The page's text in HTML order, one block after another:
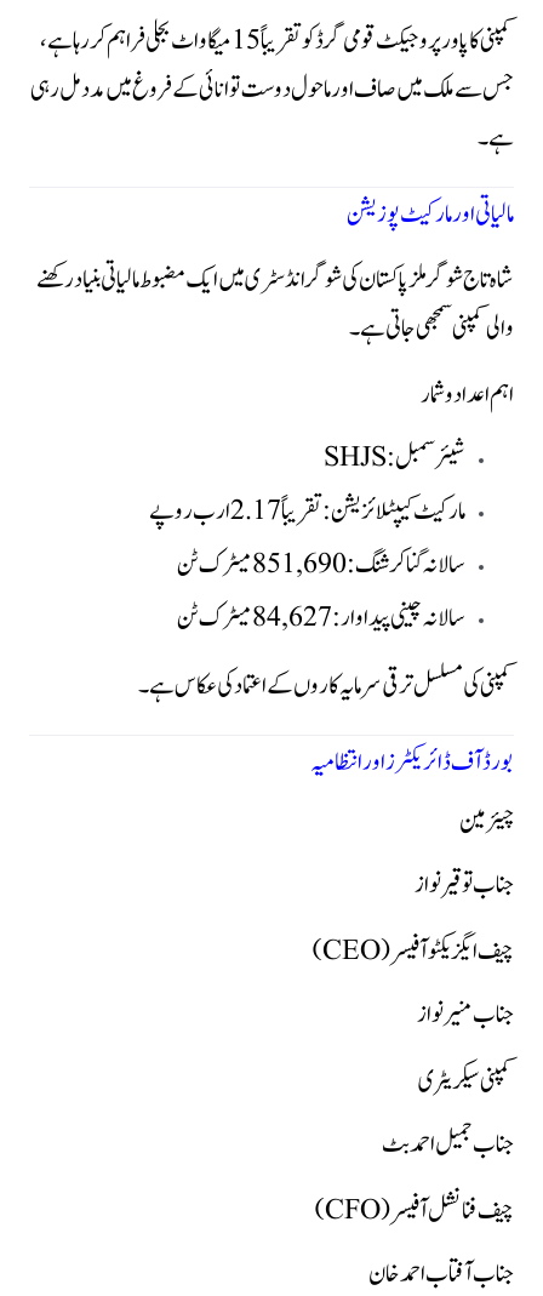
کمپنی کا پاور پروجیکٹ قومی گرڈ کو تقریباً 15 میگاواٹ بجلی فراہم کر رہا ہے،
جس سے ملک میں صاف اور ماحول دوست توانائی کے فروغ میں مدد مل رہی
ہے۔
مالیاتی اور مارکیٹ پوزیشن
شاہ تاج شوگر ملز پاکستان کی شوگر انڈسٹری میں ایک مضبوط مالیاتی بنیاد رکھنے
والی کمپنی سمجھی جاتی ہے۔
اہم اعداد و شمار
شیئر سمبل: SHJS
مارکیٹ کیپٹلائزیشن: تقریباً 2.17 ارب روپے
سالانہ گنا کرشنگ: 851,690 میٹرک ٹن
سالانہ چینی پیداوار: 84,627 میٹرک ٹن
کمپنی کی مسلسل ترقی سرمایہ کاروں کے اعتماد کی عکاس ہے۔
بورڈ آف ڈائریکٹرز اور انتظامیہ
چیئرمین
جناب توقیر نواز
چیف ایگزیکٹو آفیسر (CEO)
جناب منیر نواز
کمپنی سیکریٹری
جناب جمیل احمد بٹ
چیف فنانشل آفیسر (CFO)
جناب آفتاب احمد خان